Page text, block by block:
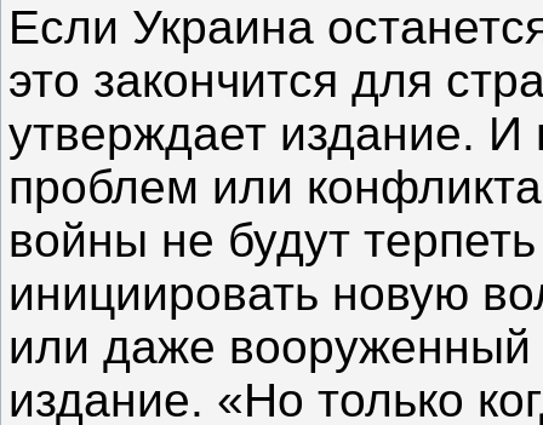
Если Украина
это закончится для
утверждает издание.
проблем или
войны не будут
инициировать новую
или даже
издание. «Но только